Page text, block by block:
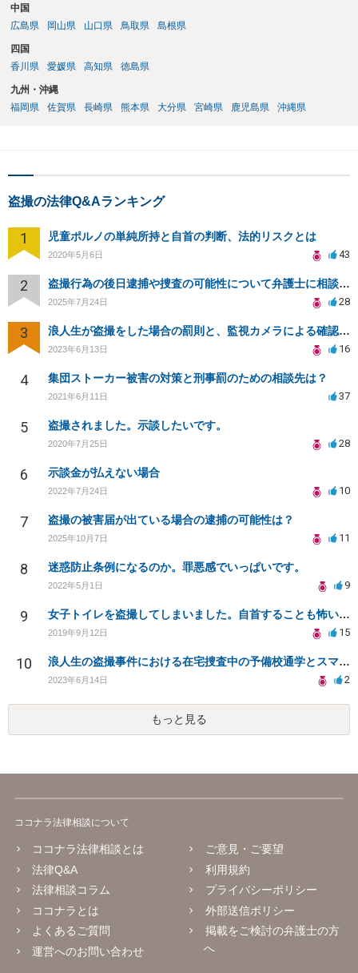
中国
広島県
岡山県 山口県 鳥取県 島根県
四国
香川県
愛媛県 高知県 徳島県
九州・沖縄
福岡県
佐賀県 長崎県 熊本県 大分県 宮崎県 鹿児島県 沖縄県
盗撮の法律Q&Aランキング
1 児童ポルノの単純所持と自首の判断、法的リスクとは
2020年5月6日 43
2 盗撮行為の後日逮捕や捜査の可能性について弁護士に相談したい
2025年7月24日 28
3 浪人生が盗撮をした場合の罰則と、監視カメラによる確認について
2023年6月13日 16
4 集団ストーカー被害の対策と刑事罰のための相談先は？
2021年6月11日 37
5 盗撮されました。示談したいです。
2020年7月25日 28
6 示談金が払えない場合
2022年7月24日 10
7 盗撮の被害届が出ている場合の逮捕の可能性は？
2025年10月7日 11
8 迷惑防止条例になるのか。罪悪感でいっぱいです。
2022年5月1日 9
9 女子トイレを盗撮してしまいました。自首することも怖いです。どうすれば良いでしょうか。
2019年9月12日 15
10 浪人生の盗撮事件における在宅捜査中の予備校通学とスマートフォン押収について
2023年6月14日 2
もっと見る
ココナラ法律相談について
ココナラ法律相談とは
法律Q&A
法律相談コラム
ココナラとは
よくあるご質問
運営へのお問い合わせ
ご意見・ご要望
利用規約
プライバシーポリシー
外部送信ポリシー
掲載をご検討の弁護士の方
へ